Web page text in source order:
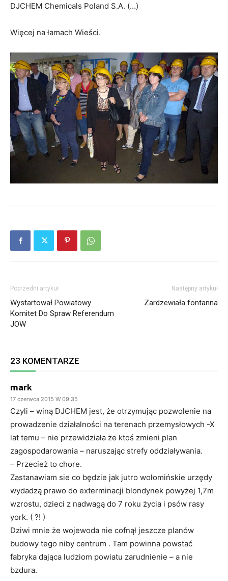
DJCHEM Chemicals Poland S.A. (…)
Więcej na łamach Wieści.
Poprzedni artykuł
Wystartował Powiatowy
Komitet Do Spraw Referendum
JOW
Następny artykuł
Zardzewiała fontanna
23 KOMENTARZE
mark
17 czerwca 2015 W 09:35
Czyli – winą DJCHEM jest, że otrzymując pozwolenie na
prowadzenie działalności na terenach przemysłowych -X
lat temu – nie przewidziała że ktoś zmieni plan
zagospodarowania – naruszając strefy oddziaływania.
– Przecież to chore.
Zastanawiam sie co będzie jak jutro wołomińskie urzędy
wydadzą prawo do exterminacji blondynek powyżej 1,7m
wzrostu, dzieci z nadwagą do 7 roku życia i psów rasy
york. ( ?! )
Dziwi mnie że wojewoda nie cofnął jeszcze planów
budowy tego niby centrum . Tam powinna powstać
fabryka dająca ludziom powiatu zarudnienie – a nie
bzdura.